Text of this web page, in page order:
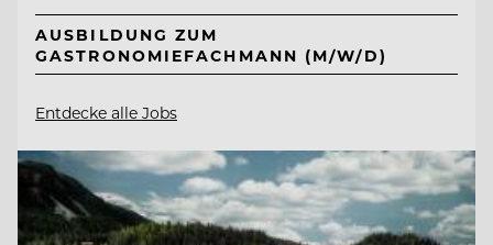
AUSBILDUNG ZUM
GASTRONOMIEFACHMANN (M/W/D)
Entdecke alle Jobs